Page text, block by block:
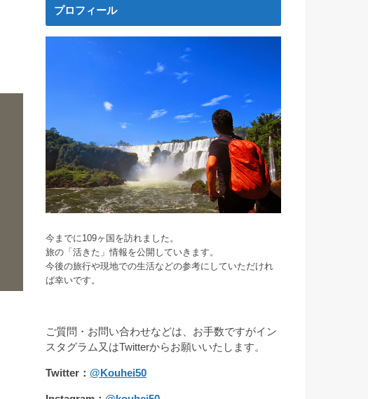
プロフィール
今までに109ヶ国を訪れました。
旅の「活きた」情報を公開していきます。
今後の旅行や現地での生活などの参考にしていただけれ
ば幸いです。
ご質問・お問い合わせなどは、お手数ですがイン
スタグラム又はTwitterからお願いいたします。
Twitter： @Kouhei50